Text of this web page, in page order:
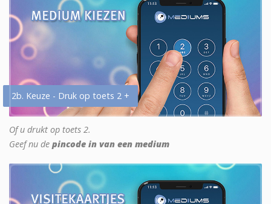
2b. Keuze - Druk op toets 2 +
Of u drukt op toets 2.
Geef nu de pincode in van een medium